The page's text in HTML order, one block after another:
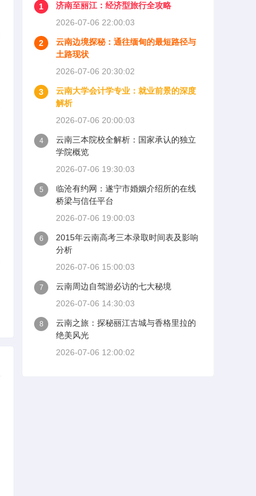
1
济南至丽江：经济型旅行全攻略
2026-07-06 22:00:03
2
云南边境探秘：通往缅甸的最短路径与
土路现状
2026-07-06 20:30:02
3
云南大学会计学专业：就业前景的深度
解析
2026-07-06 20:00:03
4
云南三本院校全解析：国家承认的独立
学院概览
2026-07-06 19:30:03
5
临沧有约网：遂宁市婚姻介绍所的在线
桥梁与信任平台
2026-07-06 19:00:03
6
2015年云南高考三本录取时间表及影响
分析
2026-07-06 15:00:03
7
云南周边自驾游必访的七大秘境
2026-07-06 14:30:03
8
云南之旅：探秘丽江古城与香格里拉的
绝美风光
2026-07-06 12:00:02